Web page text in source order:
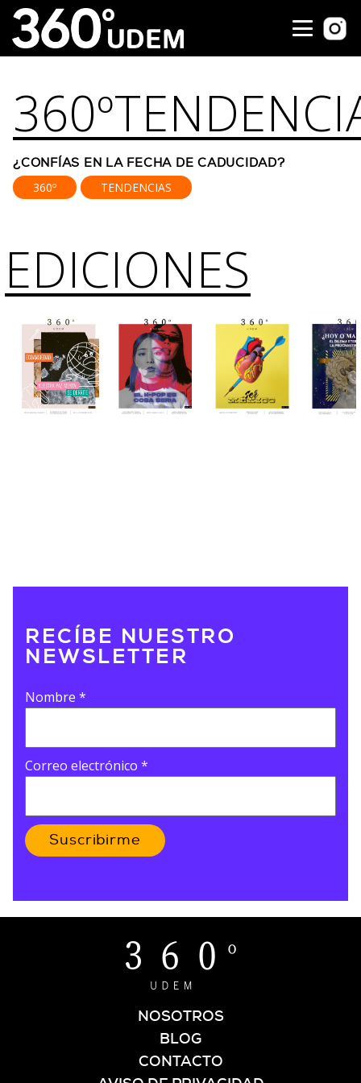
360º
¿CONFÍAS EN LA FECHA DE CADUCIDAD?
360º TENDENCIAS
EDICIONES
RECÍBE NUESTRO
NEWSLETTER
Nombre *
Correo electrónico *
Suscribirme
NOSOTROS
BLOG
CONTACTO